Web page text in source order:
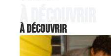
À découvrir
À découvrir